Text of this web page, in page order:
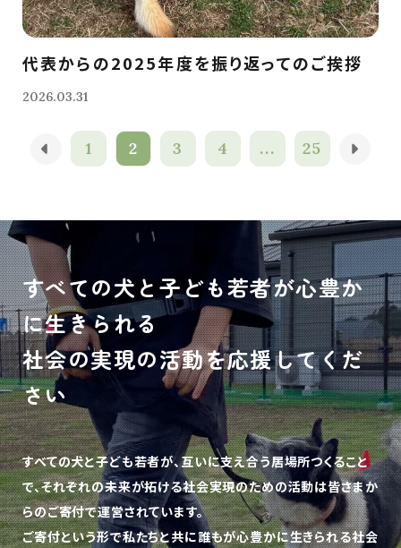
代表からの2025年度を振り返ってのご挨拶
2026.03.31
1 2 3 4 ... 25
すべての犬と子ども若者が心豊か
に生きられる
社会の実現の活動を応援してくだ
さい
すべての犬と子ども若者が、互いに支え合う居場所つくること
で、それぞれの未来が拓ける社会実現のための活動は皆さまか
らのご寄付で運営されています。
ご寄付という形で私たちと共に誰もが心豊かに生きられる社会